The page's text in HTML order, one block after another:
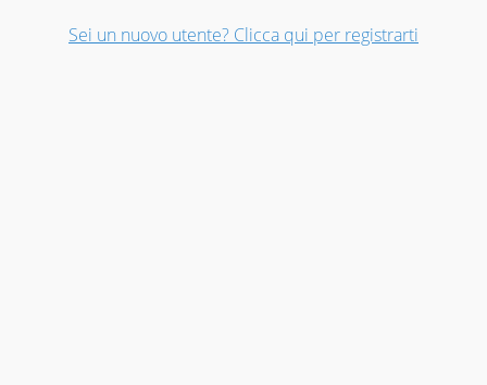
Sei un nuovo utente? Clicca qui per registrarti